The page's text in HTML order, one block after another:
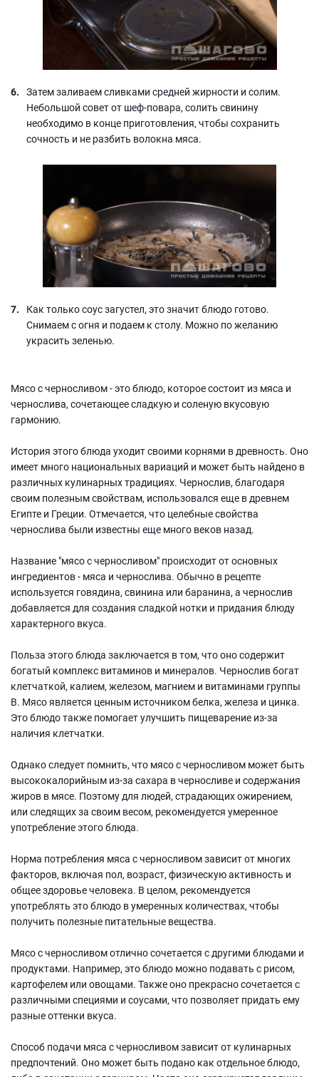
Затем заливаем сливками средней жирности и солим.
Небольшой совет от шеф-повара, солить свинину
необходимо в конце приготовления, чтобы сохранить
сочность и не разбить волокна мяса.
Как только соус загустел, это значит блюдо готово.
Снимаем с огня и подаем к столу. Можно по желанию
украсить зеленью.
Мясо с черносливом - это блюдо, которое состоит из мяса и
чернослива, сочетающее сладкую и соленую вкусовую
гармонию.
История этого блюда уходит своими корнями в древность. Оно
имеет много национальных вариаций и может быть найдено в
различных кулинарных традициях. Чернослив, благодаря
своим полезным свойствам, использовался еще в древнем
Египте и Греции. Отмечается, что целебные свойства
чернослива были известны еще много веков назад.
Название "мясо с черносливом" происходит от основных
ингредиентов - мяса и чернослива. Обычно в рецепте
используется говядина, свинина или баранина, а чернослив
добавляется для создания сладкой нотки и придания блюду
характерного вкуса.
Польза этого блюда заключается в том, что оно содержит
богатый комплекс витаминов и минералов. Чернослив богат
клетчаткой, калием, железом, магнием и витаминами группы
B. Мясо является ценным источником белка, железа и цинка.
Это блюдо также помогает улучшить пищеварение из-за
наличия клетчатки.
Однако следует помнить, что мясо с черносливом может быть
высококалорийным из-за сахара в черносливе и содержания
жиров в мясе. Поэтому для людей, страдающих ожирением,
или следящих за своим весом, рекомендуется умеренное
употребление этого блюда.
Норма потребления мяса с черносливом зависит от многих
факторов, включая пол, возраст, физическую активность и
общее здоровье человека. В целом, рекомендуется
употреблять это блюдо в умеренных количествах, чтобы
получить полезные питательные вещества.
Мясо с черносливом отлично сочетается с другими блюдами и
продуктами. Например, это блюдо можно подавать с рисом,
картофелем или овощами. Также оно прекрасно сочетается с
различными специями и соусами, что позволяет придать ему
разные оттенки вкуса.
Способ подачи мяса с черносливом зависит от кулинарных
предпочтений. Оно может быть подано как отдельное блюдо,